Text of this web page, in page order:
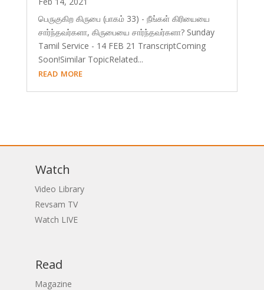
பெருகுகிற கிருபை (பாகம் 33) - நீங்கள் கிரியையை
சார்ந்தவர்களா, கிருபையை சார்ந்தவர்களா? Sunday
Tamil Service - 14 FEB 21 TranscriptComing
Soon!Similar TopicRelated...
read more
Watch
Video Library
Revsam TV
Watch LIVE
Read
Magazine